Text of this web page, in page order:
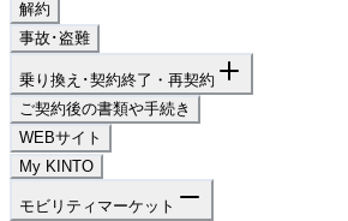
解約
事故･盗難
乗り換え･契約終了・再契約
ご契約後の書類や手続き
WEBサイト
My KINTO
モビリティマーケット